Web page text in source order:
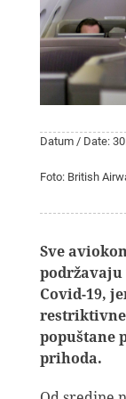
Datum / Date:
Foto: British
Sve
Covid-19,
restriktivne
popuštane
prihoda.